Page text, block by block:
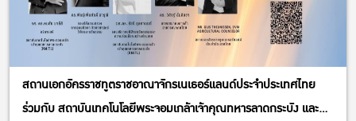
สถานเอกอัครราชทูตราชอาณาจักรเนเธอร์แลนด์ประจำประเทศไทย
ร่วมกับ สถาบันเทคโนโลยีพระจอมเกล้าเจ้าคุณทหารลาดกระบัง และ